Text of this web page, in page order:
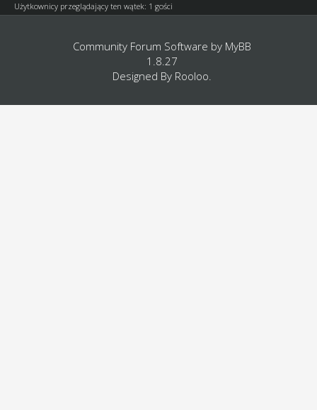
Użytkownicy przeglądający ten wątek: 1 gości
Community Forum Software by MyBB
1.8.27
Designed By Rooloo.